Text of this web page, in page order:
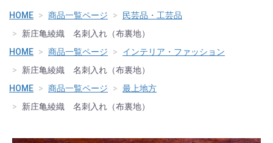
HOME 商品一覧ページ
民芸品・工芸品
新庄亀綾織 名刺入れ（布裏地）
HOME
商品一覧ページ
インテリア・ファッション
新庄亀綾織 名刺入れ（布裏地）
HOME
商品一覧ページ
最上地方
新庄亀綾織 名刺入れ（布裏地）